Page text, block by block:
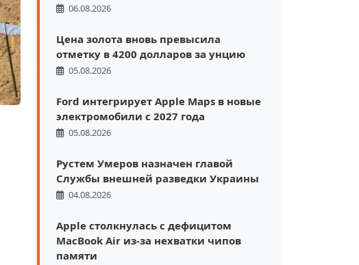
06.08.2026
Цена золота вновь превысила
отметку в 4200 долларов за унцию
05.08.2026
Ford интегрирует Apple Maps в новые
электромобили с 2027 года
05.08.2026
Рустем Умеров назначен главой
Службы внешней разведки Украины
04.08.2026
Apple столкнулась с дефицитом
MacBook Air из-за нехватки чипов
памяти